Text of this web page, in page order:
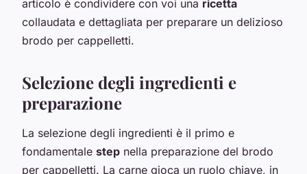
articolo è condividere con voi una ricetta
collaudata e dettagliata per preparare un delizioso
brodo per cappelletti.
Selezione degli ingredienti e
preparazione
La selezione degli ingredienti è il primo e
fondamentale step nella preparazione del brodo
per cappelletti. La carne gioca un ruolo chiave, in